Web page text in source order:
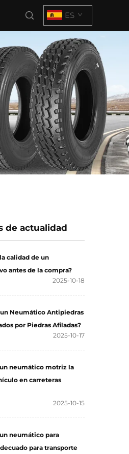
ES
de actualidad
calidad de un
antes de la compra?
2025-10-18
Neumático Antipiedras
por Piedras Afiladas?
2025-10-17
neumático motriz la
en carreteras
2025-10-15
neumático para
para transporte